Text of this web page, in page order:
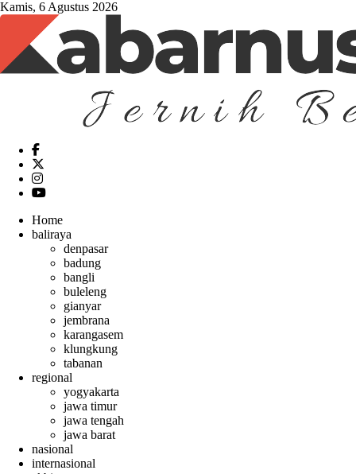
Kamis, 6 Agustus 2026
Home
baliraya
denpasar
badung
bangli
buleleng
gianyar
jembrana
karangasem
klungkung
tabanan
regional
yogyakarta
jawa timur
jawa tengah
jawa barat
nasional
internasional